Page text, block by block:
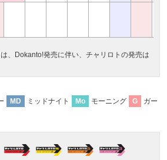
、Dokanto!発売に伴い、チャリロトの発売は
MD ミッドナイト Mo モーニング G
ガー